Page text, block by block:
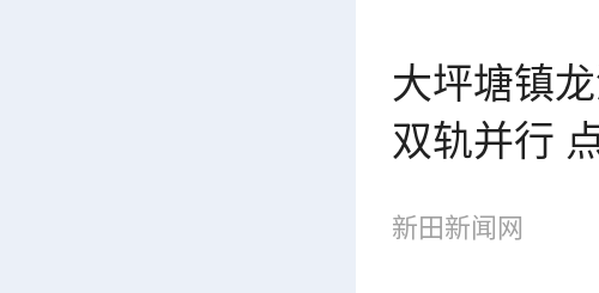
大坪塘镇
双轨并行
新田新闻网